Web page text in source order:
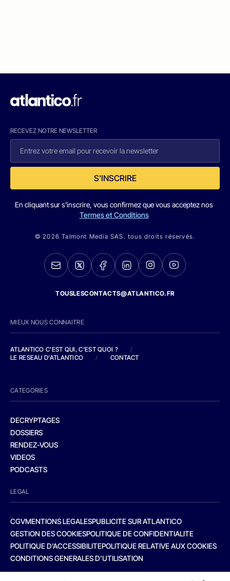
RECEVEZ NOTRE NEWSLETTER
S'INSCRIRE
En cliquant sur s'inscrire, vous confirmez que vous acceptez nos
Termes et Conditions
© 2026 Talmont Media SAS. tous droits réservés.
TOUSLESCONTACTS@ATLANTICO.FR
MIEUX NOUS CONNAITRE
ATLANTICO C'EST QUI, C'EST QUOI ?
/
LE RESEAU D'ATLANTICO
/ CONTACT
CATEGORIES
DECRYPTAGES
DOSSIERS
RENDEZ-VOUS
VIDEOS
PODCASTS
LEGAL
CGVMENTIONS LEGALESPUBLICITE SUR ATLANTICO
GESTION DES COOKIESPOLITIQUE DE CONFIDENTIALITE
POLITIQUE D’ACCESSIBILITEPOLITIQUE RELATIVE AUX COOKIES
CONDITIONS GENERALES D’UTILISATION